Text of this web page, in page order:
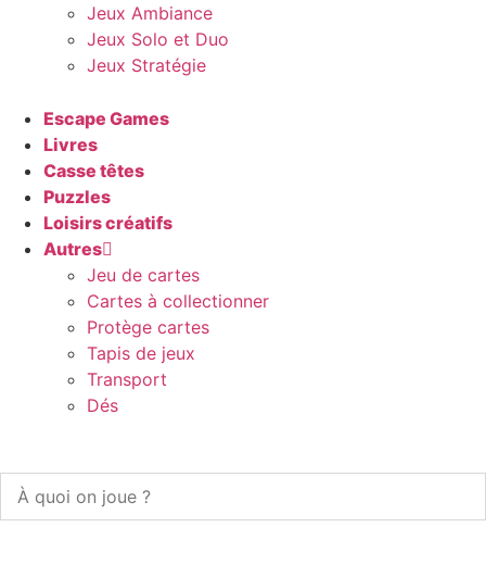
Jeux Ambiance
Jeux Solo et Duo
Jeux Stratégie
Escape Games
Livres
Casse têtes
Puzzles
Loisirs créatifs
Autres
Jeu de cartes
Cartes à collectionner
Protège cartes
Tapis de jeux
Transport
Dés